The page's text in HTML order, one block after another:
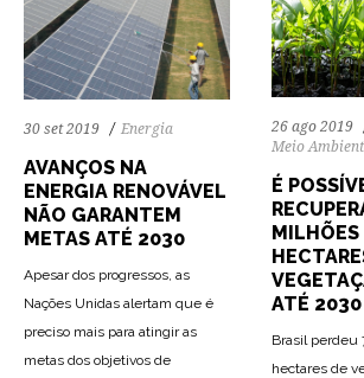
30 set 2019 Energia
AVANÇOS NA
ENERGIA RENOVÁVEL
NÃO GARANTEM
METAS ATÉ 2030
Apesar dos progressos, as
Nações Unidas alertam que é
preciso mais para atingir as
metas dos objetivos de
26 ago 2019
Meio
É
MILHÕES
ATÉ 2030
Brasil perdeu
hectares de